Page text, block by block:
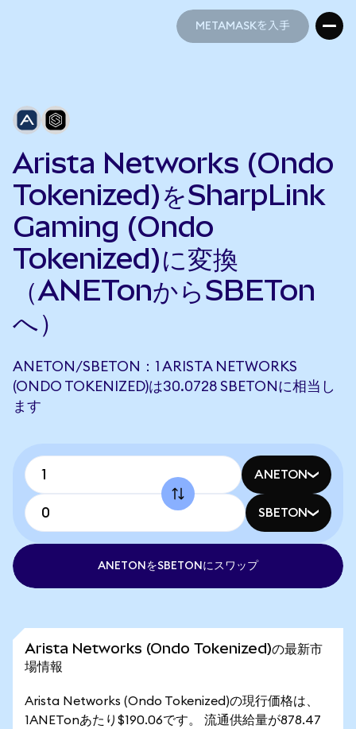
METAMASKを入手
Arista Networks (Ondo
Tokenized)をSharpLink
Gaming (Ondo
Tokenized)に変換
（ANETonからSBETon
へ）
ANETON/SBETON：1 ARISTA NETWORKS
(ONDO TOKENIZED)は30.0728 SBETONに相当し
ます
ANETON
SBETON
ANETONをSBETONにスワップ
Arista Networks (Ondo Tokenized)の最新市
場情報
Arista Networks (Ondo Tokenized)の現行価格は、
1ANETonあたり$190.06です。 流通供給量が878.47